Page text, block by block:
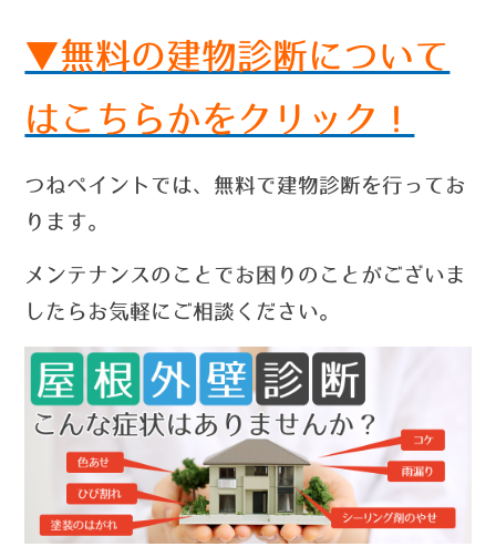
▼無料の建物診断について
はこちらかをクリック！
つねペイントでは、無料で建物診断を行ってお
ります。
メンテナンスのことでお困りのことがございま
したらお気軽にご相談ください。